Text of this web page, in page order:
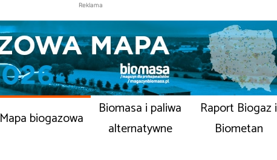
Reklama
Mapa biogazowa
Biomasa i paliwa
alternatywne
Raport Biogaz i
Biometan